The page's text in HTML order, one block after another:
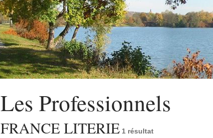
Les Professionnels
FRANCE LITERIE 1 résultat